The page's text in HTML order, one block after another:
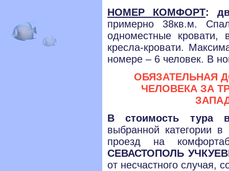
НОМЕР КОМФОРТ:
примерно 38кв.м.
одноместные
кресла-кровати.
номере – 6 человек. В
ОБЯЗАТЕЛЬНАЯ
ЧЕЛОВЕКА ЗА
В стоимость тура
выбранной категории в
проезд на
СЕВАСТОПОЛЬ
от несчастного